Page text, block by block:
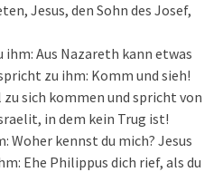
Jesus, den Sohn des Josef,
ihm: Aus Nazareth kann etwas
zu ihm: Komm und sieh!
zu sich kommen und spricht von
in dem kein Trug ist!
Woher kennst du mich? Jesus
Ehe Philippus dich rief, als du